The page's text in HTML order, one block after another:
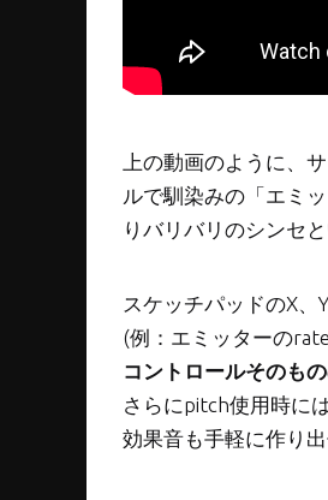
上の動画のように、
ルで馴染みの「エミ
りバリバリのシンセと
スケッチパッドのX
(例：エミッターの
コントロールそのも
さらにpitch使用時に
効果音も手軽に作り出